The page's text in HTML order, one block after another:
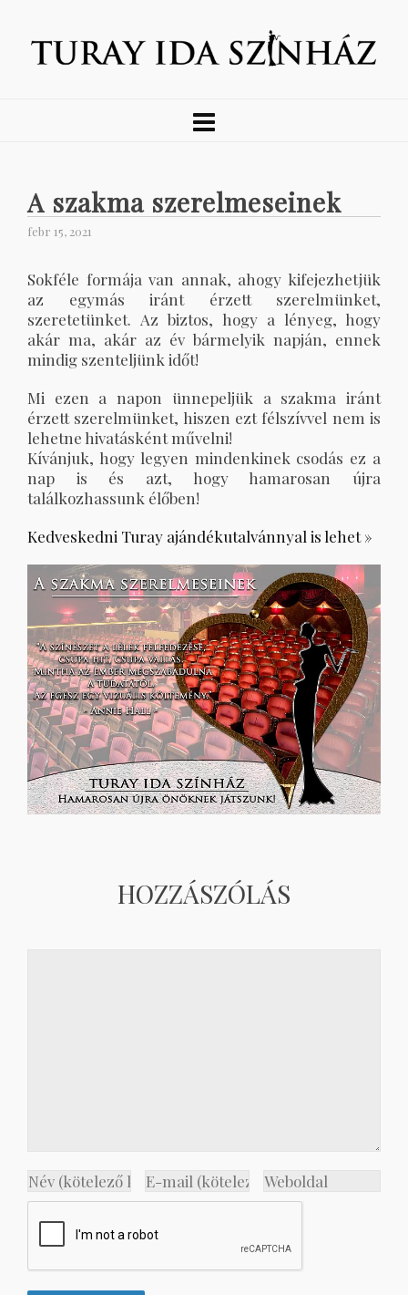
A szakma szerelmeseinek
febr 15, 2021
Sokféle formája van annak, ahogy kifejezhetjük
az egymás iránt érzett szerelmünket,
szeretetünket. Az biztos, hogy a lényeg, hogy
akár ma, akár az év bármelyik napján, ennek
mindig szenteljünk időt!
Mi ezen a napon ünnepeljük a szakma iránt
érzett szerelmünket, hiszen ezt félszívvel nem is
lehetne hivatásként művelni!
Kívánjuk, hogy legyen mindenkinek csodás ez a
nap is és azt, hogy hamarosan újra
találkozhassunk élőben!
Kedveskedni Turay ajándékutalvánnyal is lehet »
HOZZÁSZÓLÁS